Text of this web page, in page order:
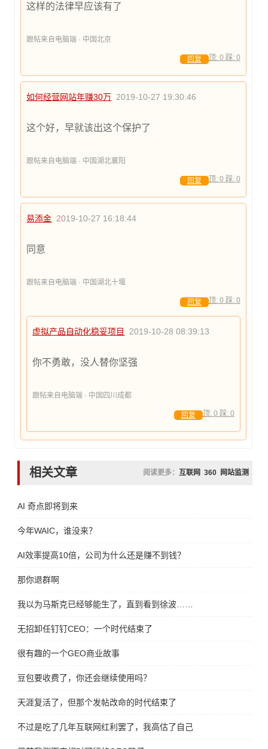
这样的法律早应该有了
跟帖来自电脑端 · 中国北京
顶: 0 踩: 0
回复
如何经营网站年赚30万 2019-10-27 19:30:46
这个好，早就该出这个保护了
跟帖来自电脑端 · 中国湖北襄阳
顶: 0 踩: 0
回复
易添金 2019-10-27 16:18:44
同意
跟帖来自电脑端 · 中国湖北十堰
顶: 0 踩: 0
回复
虚拟产品自动化稳妥项目 2019-10-28 08:39:13
你不勇敢，没人替你坚强
跟帖来自电脑端 · 中国四川成都
顶: 0 踩: 0
回复
相关文章 阅读更多： 互联网 360 网站监测
AI 奇点即将到来
今年WAIC，谁没来？
AI效率提高10倍，公司为什么还是赚不到钱？
那你退群啊
我以为马斯克已经够能生了，直到看到徐波……
无招卸任钉钉CEO：一个时代结束了
很有趣的一个GEO商业故事
豆包要收费了，你还会继续使用吗？
天涯复活了，但那个发帖改命的时代结束了
不过是吃了几年互联网红利罢了，我高估了自己